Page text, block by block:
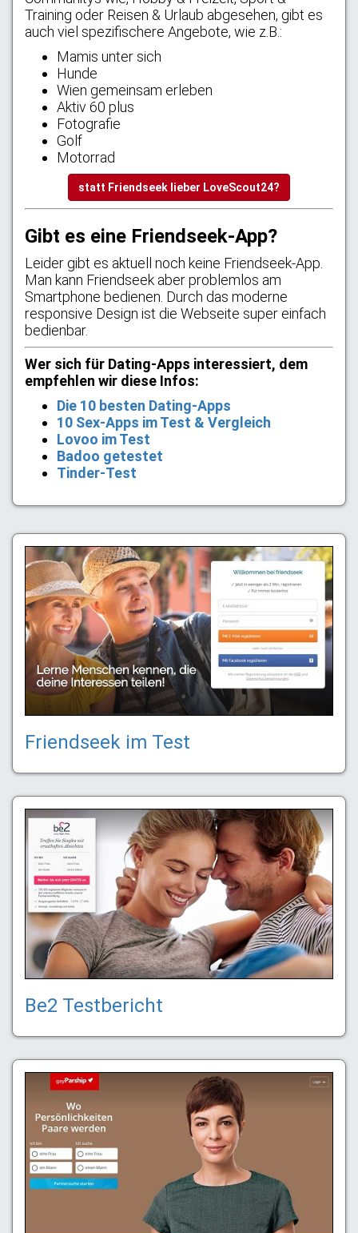
Training oder Reisen & Urlaub abgesehen, gibt es
auch viel spezifischere Angebote, wie z.B.:
Mamis unter sich
Hunde
Wien gemeinsam erleben
Aktiv 60 plus
Fotografie
Golf
Motorrad
statt Friendseek lieber LoveScout24?
Gibt es eine Friendseek-App?
Leider gibt es aktuell noch keine Friendseek-App.
Man kann Friendseek aber problemlos am
Smartphone bedienen. Durch das moderne
responsive Design ist die Webseite super einfach
bedienbar.
Wer sich für Dating-Apps interessiert, dem
empfehlen wir diese Infos:
Die 10 besten Dating-Apps
10 Sex-Apps im Test & Vergleich
Lovoo im Test
Badoo getestet
Tinder-Test
Friendseek im Test
Be2 Testbericht